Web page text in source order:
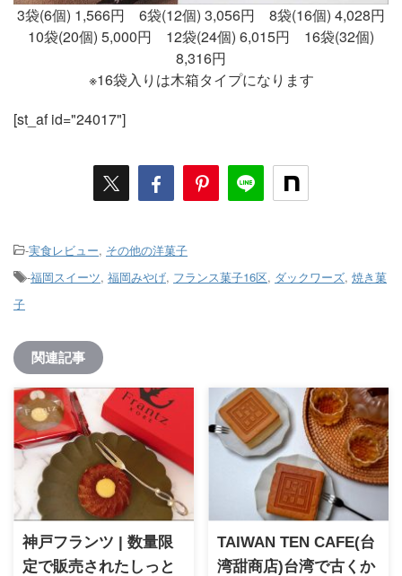
3袋(6個) 1,566円 6袋(12個) 3,056円 8袋(16個) 4,028円
10袋(20個) 5,000円 12袋(24個) 6,015円 16袋(32個)
8,316円
※16袋入りは木箱タイプになります
[st_af id="24017"]
-実食レビュー, その他の洋菓子
-福岡スイーツ, 福岡みやげ, フランス菓子16区, ダックワーズ, 焼き菓
子
関連記事
神戸フランツ | 数量限
定で販売されたしっと
TAIWAN TEN CAFE(台
湾甜商店)台湾で古くか